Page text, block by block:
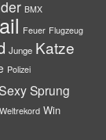
BMX
Feuer Flugzeug
Junge Katze
Polizei
SexySprung
Weltrekord Win